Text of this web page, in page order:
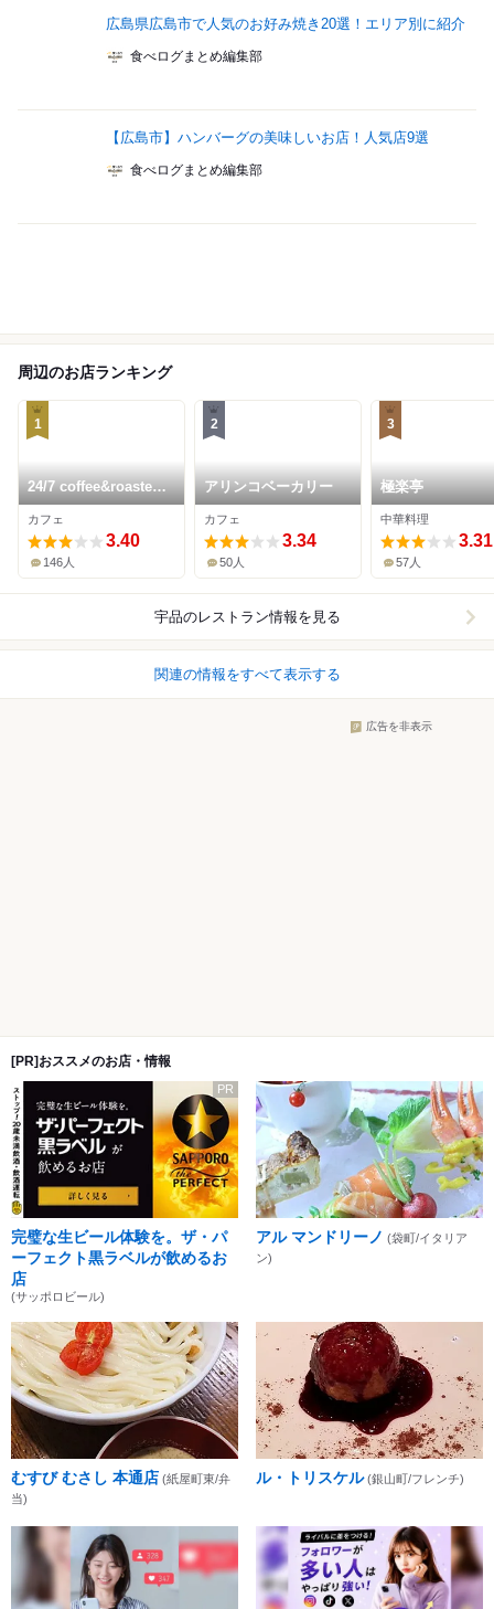
広島県広島市で人気のお好み焼き20選！エリア別に紹介
食べログまとめ編集部
【広島市】ハンバーグの美味しいお店！人気店9選
食べログまとめ編集部
周辺のお店ランキング
1
24/7 coffee&roaster
ujina
カフェ
3.40
146人
2
アリンコベーカリー
カフェ
3.34
50人
3
極楽亭
中華料理
3.31
57人
宇品のレストラン情報を見る
関連の情報をすべて表示する
広告を非表示
[PR]おススメのお店・情報
PR
完璧な生ビール体験を。ザ・パ
ーフェクト黒ラベルが飲めるお
店
(サッポロビール)
アル マンドリーノ (袋町/イタリア
ン)
むすび むさし 本通店 (紙屋町東/弁
当)
ル・トリスケル (銀山町/フレンチ)